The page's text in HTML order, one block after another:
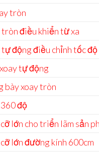
tròn
tròn điều khiển từ xa
tự động điều chỉnh tốc độ
tự động
bày xoay tròn
độ
lớn cho triển lãm sản
lớn đường kính 600cm